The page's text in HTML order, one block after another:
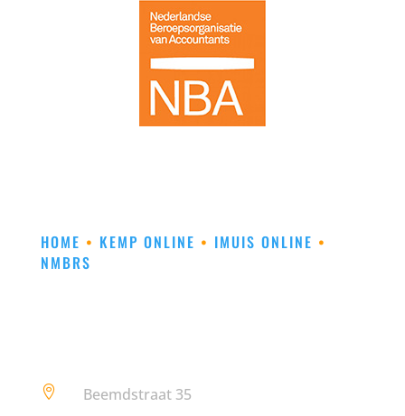
HOME • KEMP ONLINE • IMUIS ONLINE •
NMBRS
 Beemdstraat 35